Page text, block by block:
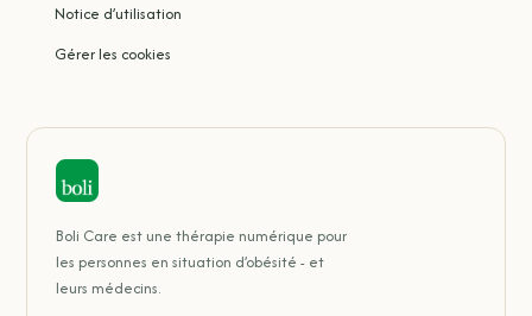
Notice d’utilisation
Gérer les cookies
Boli Care est une thérapie numérique pour
les personnes en situation d’obésité - et
leurs médecins.